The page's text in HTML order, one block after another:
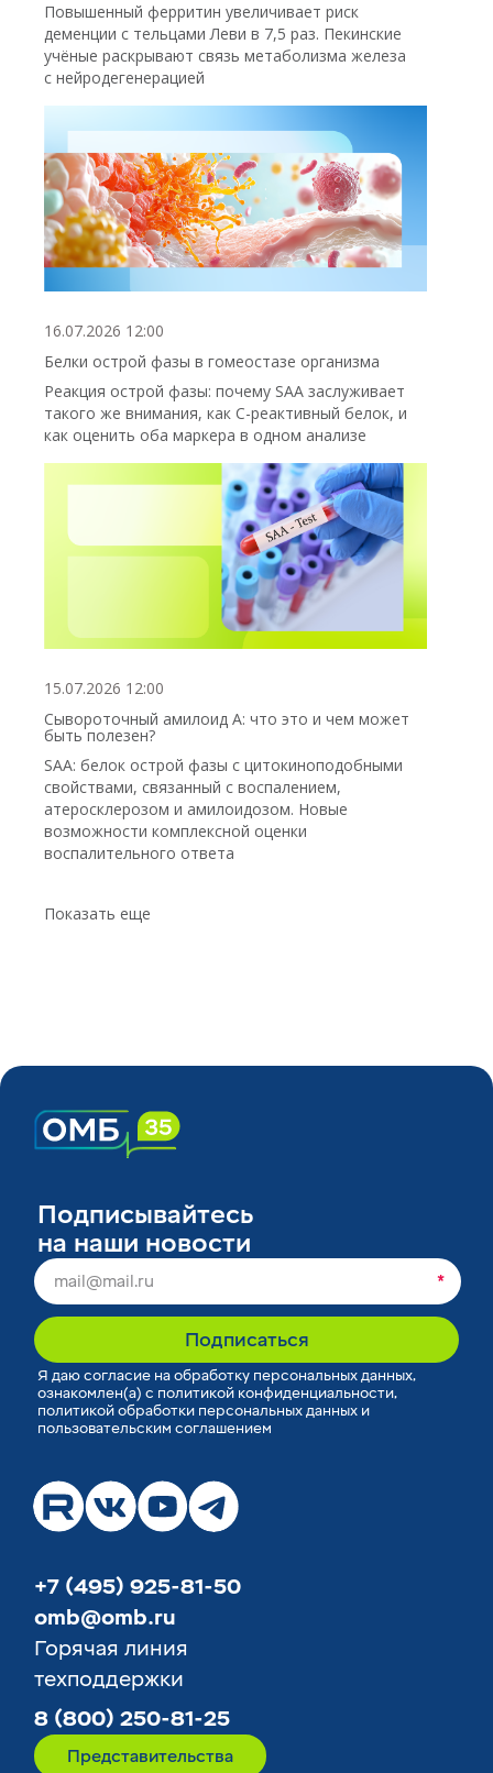
Повышенный ферритин увеличивает риск
деменции с тельцами Леви в 7,5 раз. Пекинские
учёные раскрывают связь метаболизма железа
с нейродегенерацией
16.07.2026 12:00
Белки острой фазы в гомеостазе организма
Реакция острой фазы: почему SAA заслуживает
такого же внимания, как С-реактивный белок, и
как оценить оба маркера в одном анализе
15.07.2026 12:00
Сывороточный амилоид А: что это и чем может
быть полезен?
SAA: белок острой фазы с цитокиноподобными
свойствами, связанный с воспалением,
атеросклерозом и амилоидозом. Новые
возможности комплексной оценки
воспалительного ответа
Показать еще
Подписывайтесь
на наши новости
*
Подписаться
Я даю согласие на обработку персональных данных,
ознакомлен(а) с политикой конфиденциальности,
политикой обработки персональных данных и
пользовательским соглашением
+7 (495) 925-81-50
omb@omb.ru
Горячая линия
техподдержки
8 (800) 250-81-25
Представительства